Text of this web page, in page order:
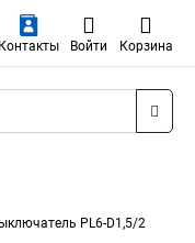
Контакты Войти Корзина
PL6-D1,5/2